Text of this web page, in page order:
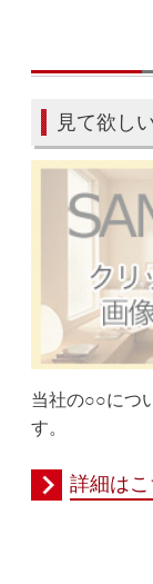
見て欲し
当社の○○につ
す。
詳細は